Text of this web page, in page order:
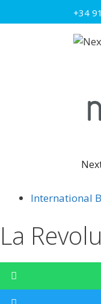
al
+34
International
La